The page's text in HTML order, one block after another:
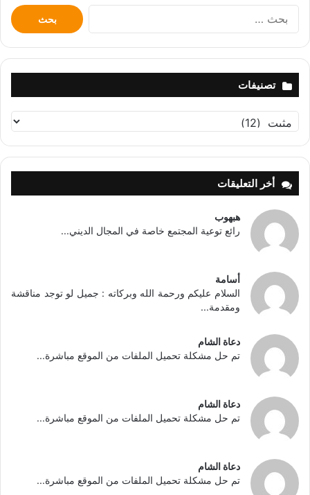
البحث
عن:
تصنيفات
تصنيفات
أخر التعليقات
هبهوب
رائع توعية المجتمع خاصة في المجال الديني...
أسامة
السلام عليكم ورحمة الله وبركاته : جميل لو توجد مناقشة
ومقدمة...
دعاة الشام
تم حل مشكلة تحميل الملفات من الموقع مباشرة...
دعاة الشام
تم حل مشكلة تحميل الملفات من الموقع مباشرة...
دعاة الشام
تم حل مشكلة تحميل الملفات من الموقع مباشرة...